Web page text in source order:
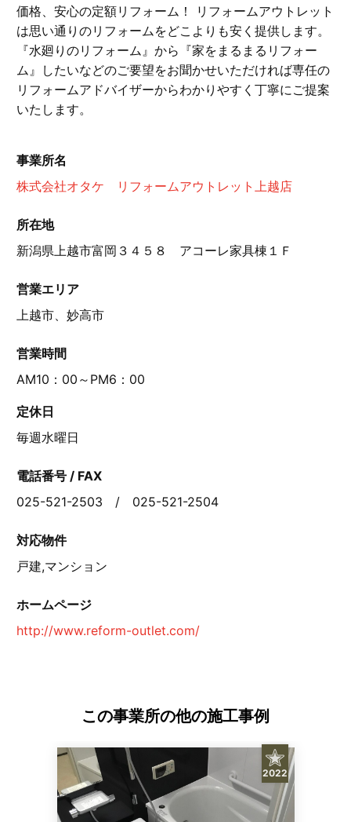
価格、安心の定額リフォーム！ リフォームアウトレット
は思い通りのリフォームをどこよりも安く提供します。
『水廻りのリフォーム』から『家をまるまるリフォー
ム』したいなどのご要望をお聞かせいただければ専任の
リフォームアドバイザーからわかりやすく丁寧にご提案
いたします。
事業所名
株式会社オタケ リフォームアウトレット上越店
所在地
新潟県上越市富岡３４５８ アコーレ家具棟１Ｆ
営業エリア
上越市、妙高市
営業時間
AM10：00～PM6：00
定休日
毎週水曜日
電話番号 / FAX
025-521-2503 / 025-521-2504
対応物件
戸建,マンション
ホームページ
http://www.reform-outlet.com/
この事業所の他の施工事例
2022